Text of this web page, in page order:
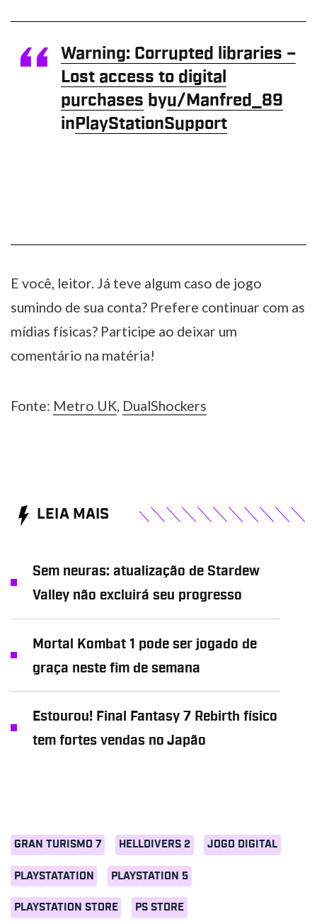
Warning: Corrupted libraries –
Lost access to digital
purchases byu/Manfred_89
in PlayStationSupport
E você, leitor. Já teve algum caso de jogo
sumindo de sua conta? Prefere continuar com as
mídias físicas? Participe ao deixar um
comentário na matéria!
Fonte: Metro UK, DualShockers
GRAN TURISMO 7 HELLDIVERS 2 JOGO DIGITAL
PLAYSTATATION PLAYSTATION 5
PLAYSTATION STORE PS STORE
LEIA MAIS
Sem neuras: atualização de Stardew
Valley não excluirá seu progresso
Mortal Kombat 1 pode ser jogado de
graça neste fim de semana
Estourou! Final Fantasy 7 Rebirth físico
tem fortes vendas no Japão